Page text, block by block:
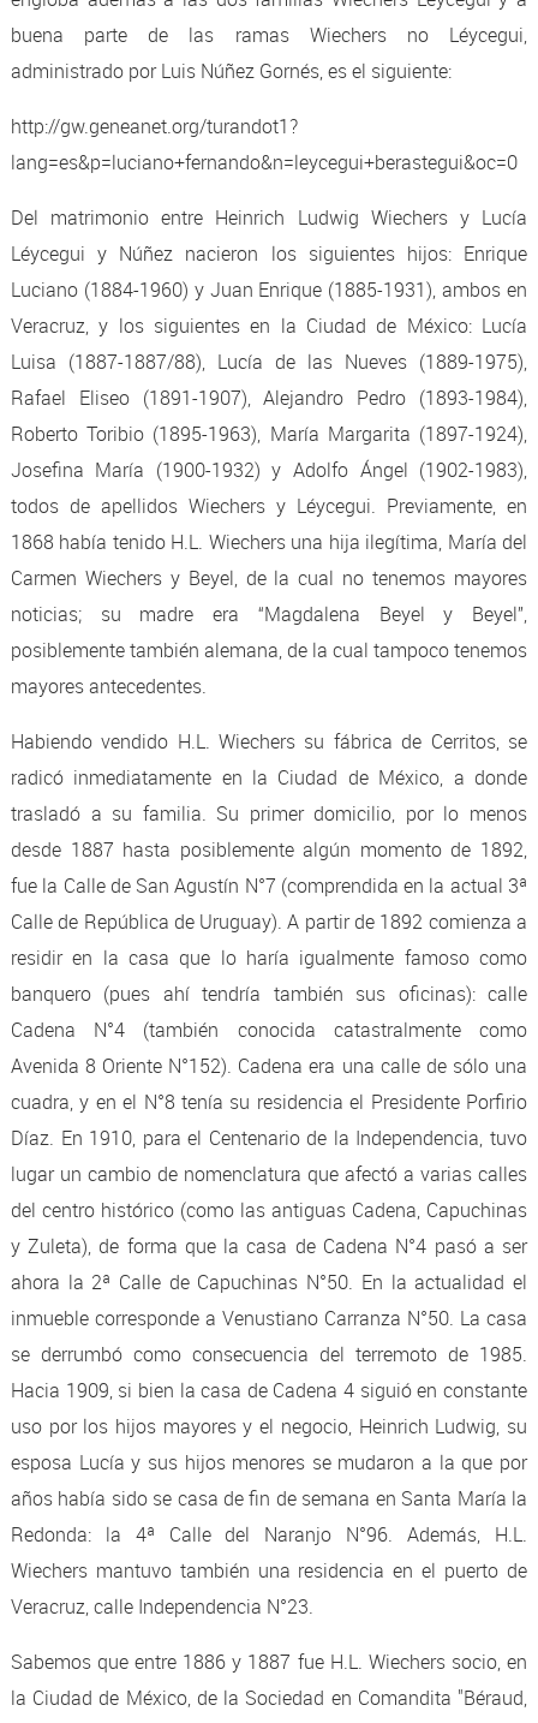
buena parte de las ramas Wiechers no Léycegui,
administrado por Luis Núñez Gornés, es el siguiente:
http://gw.geneanet.org/turandot1?
lang=es&p=luciano+fernando&n=leycegui+berastegui&oc=0
Del matrimonio entre Heinrich Ludwig Wiechers y Lucía
Léycegui y Núñez nacieron los siguientes hijos: Enrique
Luciano (1884-1960) y Juan Enrique (1885-1931), ambos en
Veracruz, y los siguientes en la Ciudad de México: Lucía
Luisa (1887-1887/88), Lucía de las Nueves (1889-1975),
Rafael Eliseo (1891-1907), Alejandro Pedro (1893-1984),
Roberto Toribio (1895-1963), María Margarita (1897-1924),
Josefina María (1900-1932) y Adolfo Ángel (1902-1983),
todos de apellidos Wiechers y Léycegui. Previamente, en
1868 había tenido H.L. Wiechers una hija ilegítima, María del
Carmen Wiechers y Beyel, de la cual no tenemos mayores
noticias; su madre era “Magdalena Beyel y Beyel”,
posiblemente también alemana, de la cual tampoco tenemos
mayores antecedentes.
Habiendo vendido H.L. Wiechers su fábrica de Cerritos, se
radicó inmediatamente en la Ciudad de México, a donde
trasladó a su familia. Su primer domicilio, por lo menos
desde 1887 hasta posiblemente algún momento de 1892,
fue la Calle de San Agustín N°7 (comprendida en la actual 3ª
Calle de República de Uruguay). A partir de 1892 comienza a
residir en la casa que lo haría igualmente famoso como
banquero (pues ahí tendría también sus oficinas): calle
Cadena N°4 (también conocida catastralmente como
Avenida 8 Oriente N°152). Cadena era una calle de sólo una
cuadra, y en el N°8 tenía su residencia el Presidente Porfirio
Díaz. En 1910, para el Centenario de la Independencia, tuvo
lugar un cambio de nomenclatura que afectó a varias calles
del centro histórico (como las antiguas Cadena, Capuchinas
y Zuleta), de forma que la casa de Cadena N°4 pasó a ser
ahora la 2ª Calle de Capuchinas N°50. En la actualidad el
inmueble corresponde a Venustiano Carranza N°50. La casa
se derrumbó como consecuencia del terremoto de 1985.
Hacia 1909, si bien la casa de Cadena 4 siguió en constante
uso por los hijos mayores y el negocio, Heinrich Ludwig, su
esposa Lucía y sus hijos menores se mudaron a la que por
años había sido se casa de fin de semana en Santa María la
Redonda: la 4ª Calle del Naranjo N°96. Además, H.L.
Wiechers mantuvo también una residencia en el puerto de
Veracruz, calle Independencia N°23.
Sabemos que entre 1886 y 1887 fue H.L. Wiechers socio, en
la Ciudad de México, de la Sociedad en Comandita "Béraud,